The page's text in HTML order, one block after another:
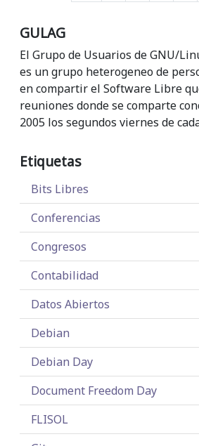
GULAG
El Grupo de Usuarios de GNU/
es un grupo heterogeneo de
en compartir el Software Libre
reuniones donde se comparte
2005 los segundos viernes de
Etiquetas
Bits Libres
Conferencias
Congresos
Contabilidad
Datos Abiertos
Debian
Debian Day
Document Freedom Day
FLISOL